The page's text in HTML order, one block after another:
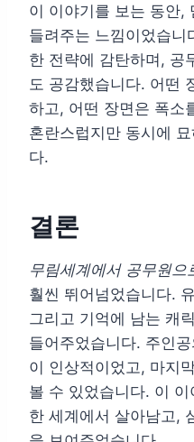
이 이야기를 보는 동안,
들려주는 느낌이었습
한 전략에 감탄하며, 공
도 공감했습니다. 어떤
하고, 어떤 장면은 폭소
혼란스럽지만 동시에
다.
결론
무림세계에서 공무원으
훨씬 뛰어넘었습니다.
그리고 기억에 남는 캐
들어주었습니다. 주인
이 인상적이었고, 마지
볼 수 있었습니다. 이
한 세계에서 살아남고,